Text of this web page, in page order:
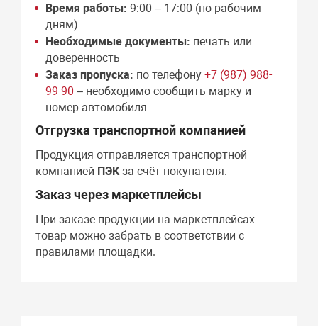
Время работы: 9:00 – 17:00 (по рабочим
дням)
Необходимые документы: печать или
доверенность
Заказ пропуска: по телефону+7 (987) 988-
99-90 – необходимо сообщить марку и
номер автомобиля
Отгрузка транспортной компанией
Продукция отправляется транспортной
компанией ПЭКза счёт покупателя.
Заказ через маркетплейсы
При заказе продукции на маркетплейсах
товар можно забрать в соответствии с
правилами площадки.